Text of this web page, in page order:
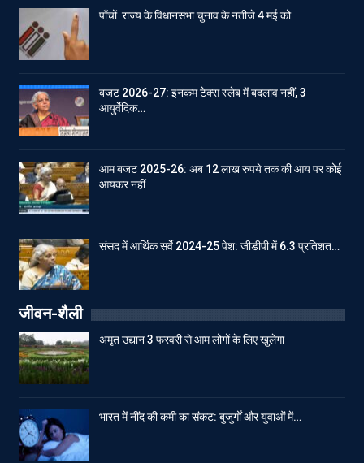
पाँचों राज्य के विधानसभा चुनाव के नतीजे 4 मई को
बजट 2026-27: इनकम टेक्स स्लेब में बदलाव नहीं, 3
आयुर्वेदिक…
आम बजट 2025-26: अब 12 लाख रुपये तक की आय पर कोई
आयकर नहीं
संसद में आर्थिक सर्वे 2024-25 पेश: जीडीपी में 6.3 प्रतिशत…
जीवन-शैली
अमृत उद्यान 3 फरवरी से आम लोगों के लिए खुलेगा
भारत में नींद की कमी का संकट: बुजुर्गों और युवाओं में…